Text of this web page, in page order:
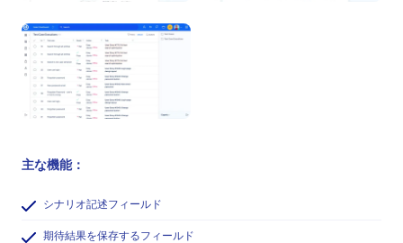
主な機能：
シナリオ記述フィールド
期待結果を保存するフィールド